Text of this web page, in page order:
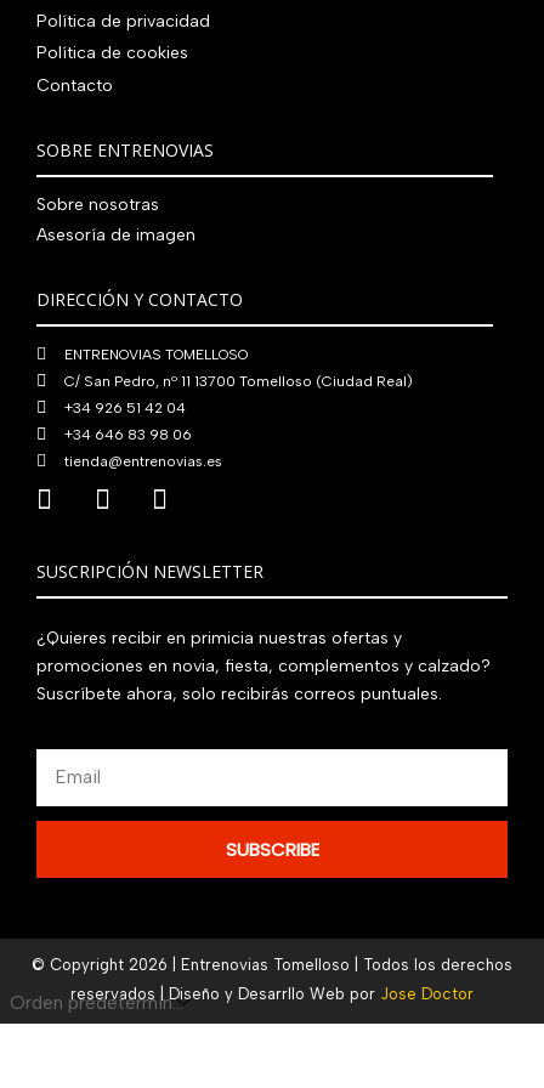
Política de privacidad
Política de cookies
Contacto
SOBRE ENTRENOVIAS
Sobre nosotras
Asesoría de imagen
DIRECCIÓN Y CONTACTO
ENTRENOVIAS TOMELLOSO
C/ San Pedro, nº 11 13700 Tomelloso (Ciudad Real)
+34 926 51 42 04
+34 646 83 98 06
tienda@entrenovias.es
SUSCRIPCIÓN NEWSLETTER
¿Quieres recibir en primicia nuestras ofertas y
promociones en novia, fiesta, complementos y calzado?
Suscríbete ahora, solo recibirás correos puntuales.
SUBSCRIBE
© Copyright 2026 | Entrenovias Tomelloso | Todos los derechos
reservados | Diseño y Desarrllo Web por Jose Doctor